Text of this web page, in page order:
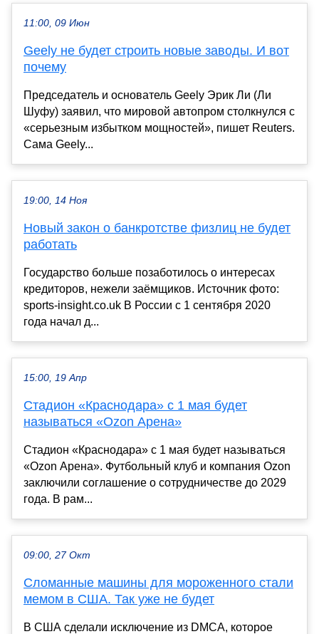
11:00, 09 Июн
Geely не будет строить новые заводы. И вот
почему
Председатель и основатель Geely Эрик Ли (Ли
Шуфу) заявил, что мировой автопром столкнулся с
«серьезным избытком мощностей», пишет Reuters.
Сама Geely...
19:00, 14 Ноя
Новый закон о банкротстве физлиц не будет
работать
Государство больше позаботилось о интересах
кредиторов, нежели заёмщиков. Источник фото:
sports-insight.co.uk В России с 1 сентября 2020
года начал д...
15:00, 19 Апр
Стадион «Краснодара» с 1 мая будет
называться «Ozon Арена»
Стадион «Краснодара» с 1 мая будет называться
«Ozon Арена». Футбольный клуб и компания Ozon
заключили соглашение о сотрудничестве до 2029
года. В рам...
09:00, 27 Окт
Сломанные машины для мороженного стали
мемом в США. Так уже не будет
В США сделали исключение из DMCA, которое